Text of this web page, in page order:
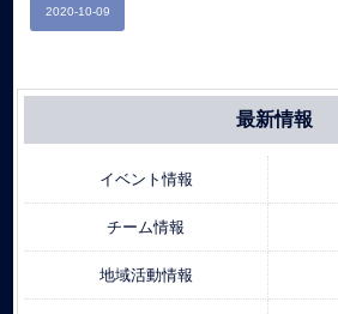
2020-10-09
最新情報
イベント情報
チーム情報
地域活動情報